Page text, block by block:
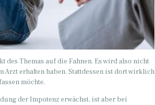
Themas auf die Fahnen. Es wird also nicht
Arzt erhalten haben. Stattdessen ist dort wirklich
möchte.
der Impotenz erwächst, ist aber bei